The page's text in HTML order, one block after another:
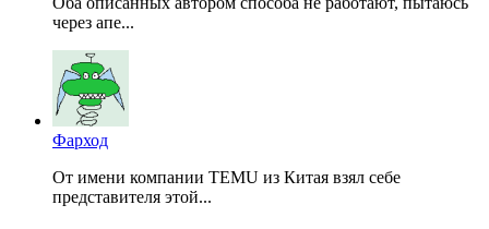
через апе...
Фарход
От имени компании TEMU из Китая взял себе
представителя этой...